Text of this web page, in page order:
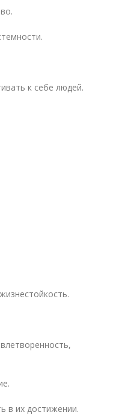
к себе людей.
в их достижении.